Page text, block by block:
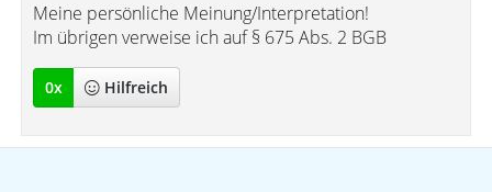
Meine persönliche Meinung/Interpretation!
Im übrigen verweise ich auf § 675 Abs. 2 BGB
0x Hilfreich